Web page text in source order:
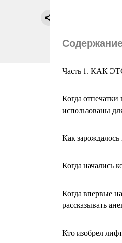
Содержание
Часть 1. КАК
Когда
использованы
Как зарождалось
Когда начались
Когда впервые
рассказывать
Кто изобрел